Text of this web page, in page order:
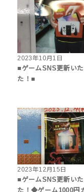
2023年10月1日
■ゲームSNS更新い
た！■
2023年12月15日
■ゲームSNS更新い